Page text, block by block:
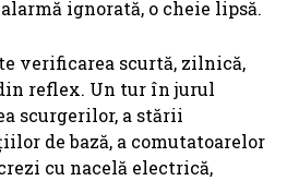
ignorată, o cheie lipsă.
verificarea scurtă, zilnică,
reflex. Un tur în jurul
scurgerilor, a stării
de bază, a comutatoarelor
cu nacelă electrică,